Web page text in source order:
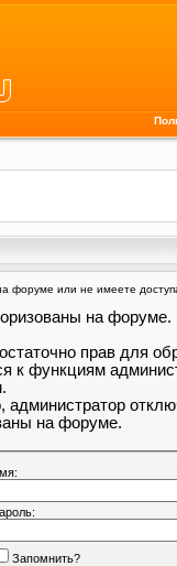
форуме или не имеете
на форуме.
прав для
к функциям
администратор
на форуме.
Запомнить?